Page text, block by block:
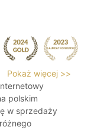
Pokaż więcej >>
polskim
w sprzedaży